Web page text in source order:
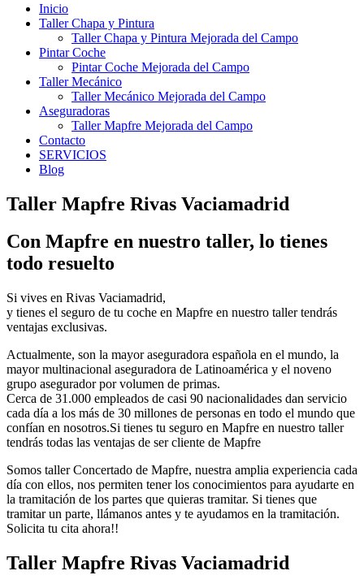
Inicio
Taller Chapa y Pintura
Taller Chapa y Pintura Mejorada del Campo
Pintar Coche
Pintar Coche Mejorada del Campo
Taller Mecánico
Taller Mecánico Mejorada del Campo
Aseguradoras
Taller Mapfre Mejorada del Campo
Contacto
SERVICIOS
Blog
Taller Mapfre Rivas Vaciamadrid
Con Mapfre en nuestro taller, lo tienes
todo resuelto
Si vives en Rivas Vaciamadrid,
y tienes el seguro de tu coche en Mapfre en nuestro taller tendrás
ventajas exclusivas.
Actualmente, son la mayor aseguradora española en el mundo, la
mayor multinacional aseguradora de Latinoamérica y el noveno
grupo asegurador por volumen de primas.
Cerca de 31.000 empleados de casi 90 nacionalidades dan servicio
cada día a los más de 30 millones de personas en todo el mundo que
confían en nosotros.Si tienes tu seguro en Mapfre en nuestro taller
tendrás todas las ventajas de ser cliente de Mapfre
Somos taller Concertado de Mapfre, nuestra amplia experiencia cada
día con ellos, nos permiten tener los conocimientos para ayudarte en
la tramitación de los partes que quieras tramitar. Si tienes que
tramitar un parte, llámanos antes y te ayudamos en la tramitación.
Solicita tu cita ahora!!
Taller Mapfre Rivas Vaciamadrid